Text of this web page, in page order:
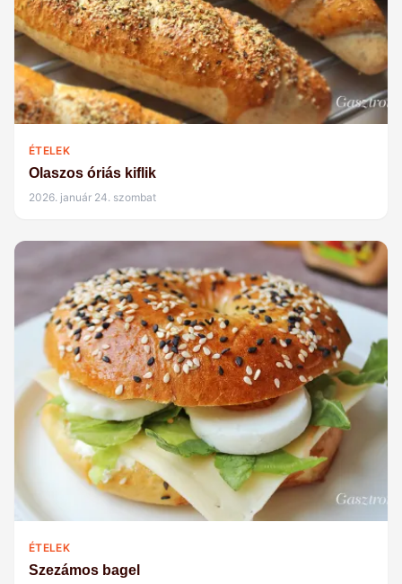
ÉTELEK
Olaszos óriás kiflik
2026. január 24. szombat
ÉTELEK
Szezámos bagel